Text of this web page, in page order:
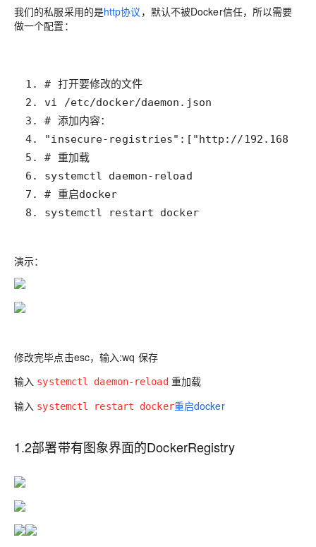
我们的私服采用的是http协议 ，默认不被Docker信任，所以需要
做一个配置：
5. # 重加载
8. systemctl restart docker
演示：
修改完毕点击esc，输入:wq 保存
输入 systemctl daemon-reload重加载
输入 systemctl restart docker重启docker
1.2部署带有图象界面的DockerRegistry